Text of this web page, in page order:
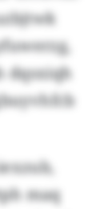
dqsxiqh
maq